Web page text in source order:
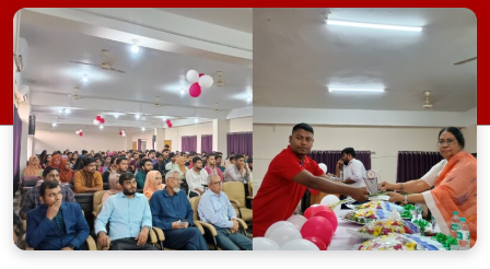
দশটায় বিশ্ববিদ্যালয়ের একাডেমিক ভবনের চতুর্থ
তলার এ-ব্লকের ৪১৭ নম্বর কক্ষে এ আয়োজন
সম্পন্ন হয়। অনুষ্ঠানে সভাপতিত্ব করেন আইন
বিভাগের বিভাগীয় প্রধান মো. রফিকুল আলম
এবং প্রধান অতিথি হিসেবে […]